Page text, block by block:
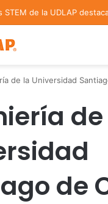
de la Universidad
de